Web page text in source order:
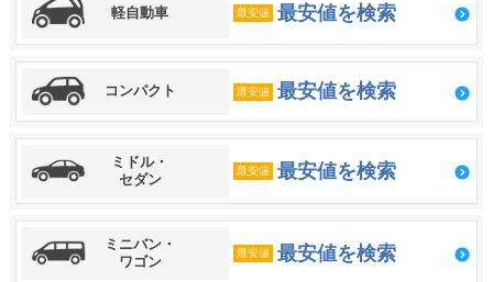
軽自動車 最安値 最安値を検索
コンパクト 最安値 最安値を検索
ミドル・
セダン
最安値 最安値を検索
ミニバン・
ワゴン
最安値 最安値を検索